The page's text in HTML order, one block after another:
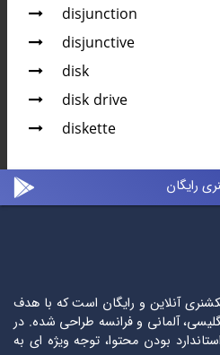
disjunction
disjunctive
disk
disk drive
diskette
رایگان
آنلاین و رایگان است که با هدف
آلمانی و فرانسه طراحی شده. در
بودن محتوا، توجه ویژه ای به